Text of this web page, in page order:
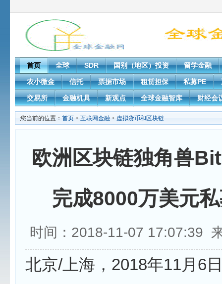
首页 全球 SDR 国别（地区）投资 留学金融
农小微金 信托 票据市场 租赁担保 私募PE
交易所 金融机具 新观点 全球金融智库 财经会
您当前的位置： 首页 > 互联网金融 > 虚拟货币和区块链
欧洲区块链独角兽
完成8000万美元
时间：2018-11-07 17:07:39
北京/上海，2018年11月